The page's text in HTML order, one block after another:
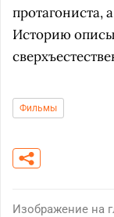
протагониста,
Историю
Фильмы
Изображение на